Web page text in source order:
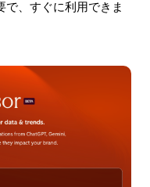
で、すぐに利用できま